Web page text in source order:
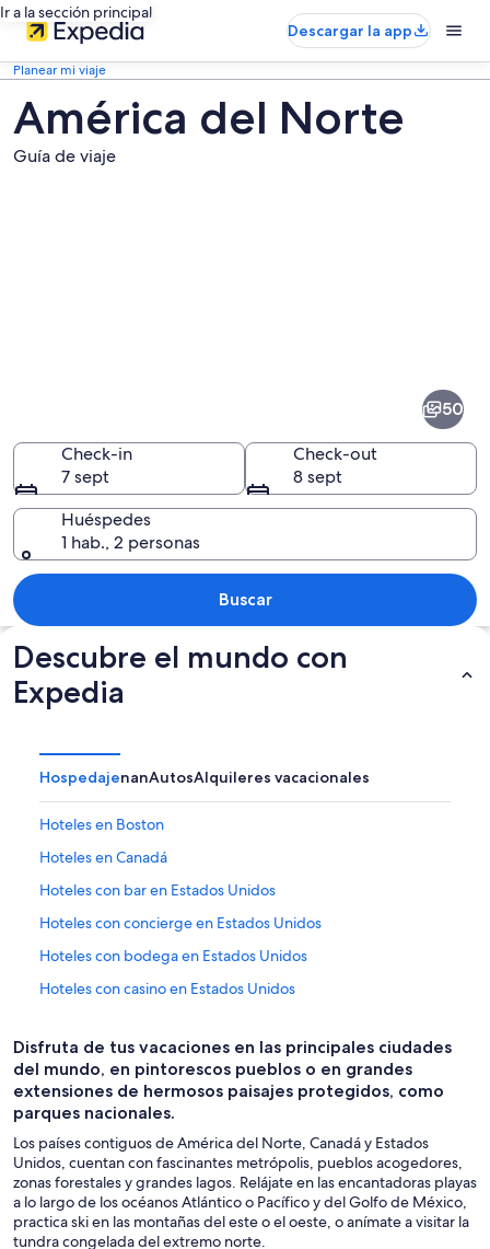
Ir a la sección principal
Descargar la app
Planear mi viaje
América del Norte
Guía de viaje
Norte
Un lago turquesa rodeado de
50
Check-in
7 sept
Check-out
8 sept
Huéspedes
1 hab., 2 personas
Buscar
Descubre el mundo con
Expedia
HospedajenanAutosAlquileres vacacionales
Hoteles en Boston
Hoteles en Canadá
Hoteles con bar en Estados Unidos
Hoteles con concierge en Estados Unidos
Hoteles con bodega en Estados Unidos
Hoteles con casino en Estados Unidos
Hoteles con spa en Estados Unidos
Hoteles para ir de shopping en Estados Unidos
Hoteles todo incluido en Estados Unidos
Hoteles con wifi en Estados Unidos
Hoteles de ski en Estados Unidos
Hoteles de lujo en Estados Unidos
Disfruta de tus vacaciones en las principales ciudades
del mundo, en pintorescos pueblos o en grandes
extensiones de hermosos paisajes protegidos, como
parques nacionales.
Los países contiguos de América del Norte, Canadá y Estados
Unidos, cuentan con fascinantes metrópolis, pueblos acogedores,
zonas forestales y grandes lagos. Relájate en las encantadoras playas
a lo largo de los océanos Atlántico o Pacífico y del Golfo de México,
practica ski en las montañas del este o el oeste, o anímate a visitar la
tundra congelada del extremo norte.